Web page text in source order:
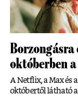
Borzongásra
októberben
A Netflix, a Max
októbertől látható